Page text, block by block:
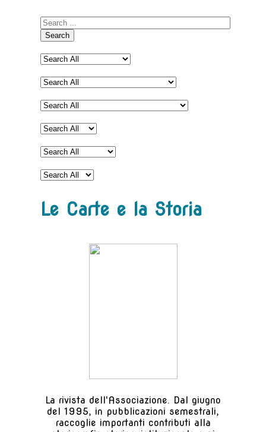
Search
Le Carte e la Storia
La rivista dell'Associazione. Dal giugno
del 1995, in pubblicazioni semestrali,
raccoglie importanti contributi alla